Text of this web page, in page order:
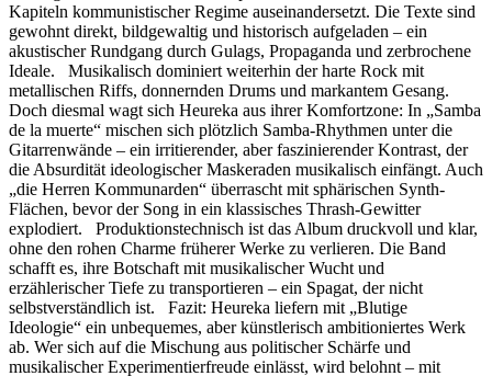
Kapiteln kommunistischer Regime auseinandersetzt. Die Texte sind
gewohnt direkt, bildgewaltig und historisch aufgeladen – ein
akustischer Rundgang durch Gulags, Propaganda und zerbrochene
Ideale. Musikalisch dominiert weiterhin der harte Rock mit
metallischen Riffs, donnernden Drums und markantem Gesang.
Doch diesmal wagt sich Heureka aus ihrer Komfortzone: In „Samba
de la muerte“ mischen sich plötzlich Samba-Rhythmen unter die
Gitarrenwände – ein irritierender, aber faszinierender Kontrast, der
die Absurdität ideologischer Maskeraden musikalisch einfängt. Auch
„die Herren Kommunarden“ überrascht mit sphärischen Synth-
Flächen, bevor der Song in ein klassisches Thrash-Gewitter
explodiert. Produktionstechnisch ist das Album druckvoll und klar,
ohne den rohen Charme früherer Werke zu verlieren. Die Band
schafft es, ihre Botschaft mit musikalischer Wucht und
erzählerischer Tiefe zu transportieren – ein Spagat, der nicht
selbstverständlich ist. Fazit: Heureka liefern mit „Blutige
Ideologie“ ein unbequemes, aber künstlerisch ambitioniertes Werk
ab. Wer sich auf die Mischung aus politischer Schärfe und
musikalischer Experimentierfreude einlässt, wird belohnt – mit